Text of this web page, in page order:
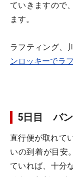
ていきますので
ます。
ラフティング、
ンロッキーでラ
5日目 バ
直行便が取れて
いの到着が目安
ていれば、十分